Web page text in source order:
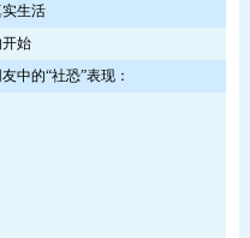
生活
始
中的“社恐”表现：